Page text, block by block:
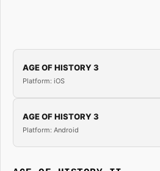
AGE OF HISTORY 3
Platform: iOS
AGE OF HISTORY 3
Platform: Android